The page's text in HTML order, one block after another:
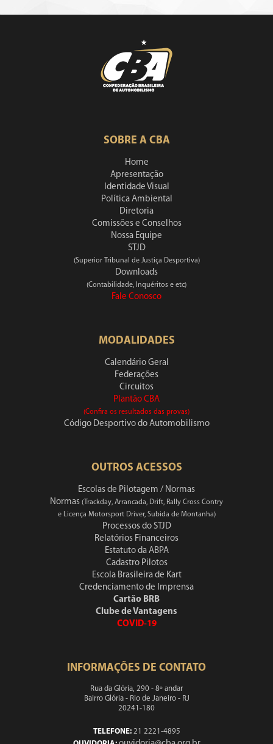
SOBRE A CBA
Home
Apresentação
Identidade Visual
Política Ambiental
Diretoria
Comissões e Conselhos
Nossa Equipe
STJD
(Superior Tribunal de Justiça Desportiva)
Downloads
(Contabilidade, Inquéritos e etc)
Fale Conosco
MODALIDADES
Calendário Geral
Federações
Circuitos
Plantão CBA
(Confira os resultados das provas)
Código Desportivo do Automobilismo
OUTROS ACESSOS
Escolas de Pilotagem / Normas
Normas (Trackday, Arrancada, Drift, Rally Cross Contry
e Licença Motorsport Driver, Subida de Montanha)
Processos do STJD
Relatórios Financeiros
Estatuto da ABPA
Cadastro Pilotos
Escola Brasileira de Kart
Credenciamento de Imprensa
Cartão BRB
Clube de Vantagens
COVID-19
INFORMAÇÕES DE CONTATO
Rua da Glória, 290 - 8º andar
Bairro Glória - Rio de Janeiro - RJ
20241-180
TELEFONE:21 2221-4895